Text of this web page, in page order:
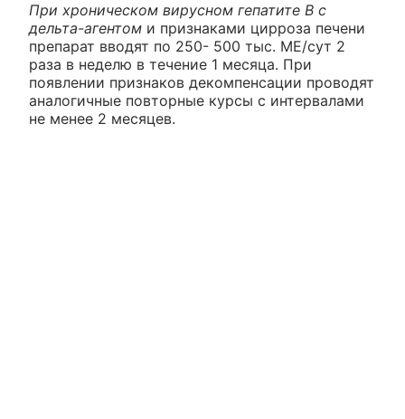
При хроническом вирусном гепатите В с
дельта-агентом и признаками цирроза печени
препарат вводят по 250- 500 тыс. ME/сут 2
раза в неделю в течение 1 месяца. При
появлении признаков декомпенсации проводят
аналогичные повторные курсы с интервалами
не менее 2 месяцев.